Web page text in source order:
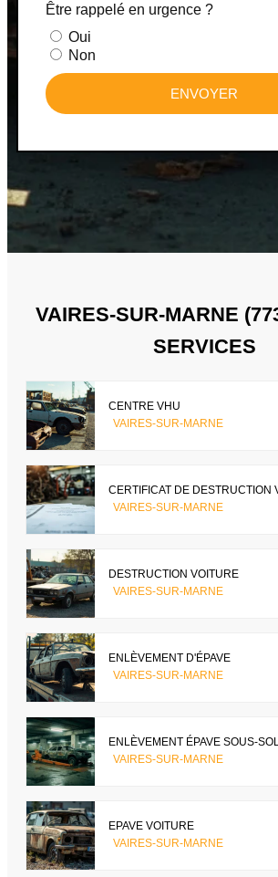
Être rappelé en urgence ?
Oui
Non
ENVOYER
VAIRES-SUR-MARNE
SERVICES
CENTRE VHU
VAIRES-SUR-MARNE
CERTIFICAT DE DESTRUCTION
VAIRES-SUR-MARNE
DESTRUCTION VOITURE
VAIRES-SUR-MARNE
ENLÈVEMENT D'ÉPAVE
VAIRES-SUR-MARNE
ENLÈVEMENT ÉPAVE SOUS-
VAIRES-SUR-MARNE
EPAVE VOITURE
VAIRES-SUR-MARNE